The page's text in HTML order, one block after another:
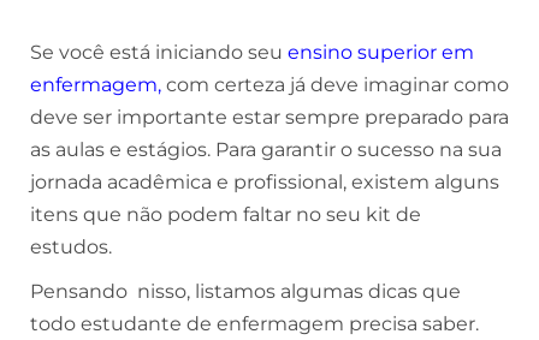
Se você está iniciando seu ensino superior em
enfermagem, com certeza já deve imaginar como
deve ser importante estar sempre preparado para
as aulas e estágios. Para garantir o sucesso na sua
jornada acadêmica e profissional, existem alguns
itens que não podem faltar no seu kit de
estudos.
Pensando nisso, listamos algumas dicas que
todo estudante de enfermagem precisa saber.